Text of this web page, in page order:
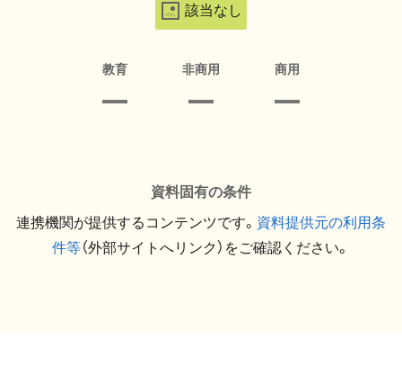
該当なし
教育 非商用 商用
資料固有の条件
連携機関が提供するコンテンツです。 資料提供元の利用条
件等（外部サイトへリンク）をご確認ください。